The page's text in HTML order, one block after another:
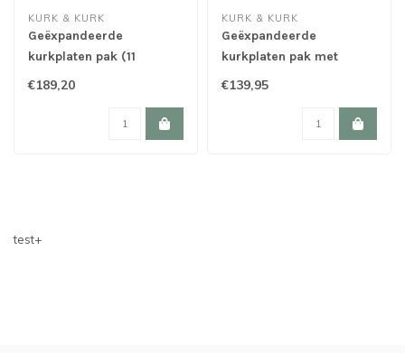
KURK & KURK
Geëxpandeerde
kurkplaten pak (11
verschillende diktes)
€189,20
KURK & KURK
Geëxpandeerde
kurkplaten pak met
sponning ( 6
€139,95
test+